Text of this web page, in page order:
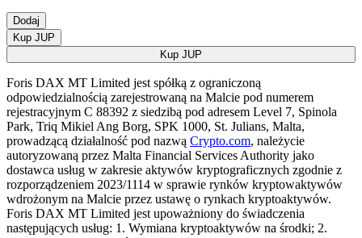
Dodaj
Kup JUP
Kup JUP
Foris DAX MT Limited jest spółką z ograniczoną
odpowiedzialnością zarejestrowaną na Malcie pod numerem
rejestracyjnym C 88392 z siedzibą pod adresem Level 7, Spinola
Park, Triq Mikiel Ang Borg, SPK 1000, St. Julians, Malta,
prowadzącą działalność pod nazwą Crypto.com, należycie
autoryzowaną przez Malta Financial Services Authority jako
dostawca usług w zakresie aktywów kryptograficznych zgodnie z
rozporządzeniem 2023/1114 w sprawie rynków kryptowaktywów
wdrożonym na Malcie przez ustawę o rynkach kryptoaktywów.
Foris DAX MT Limited jest upoważniony do świadczenia
następujących usług: 1. Wymiana kryptoaktywów na środki; 2.